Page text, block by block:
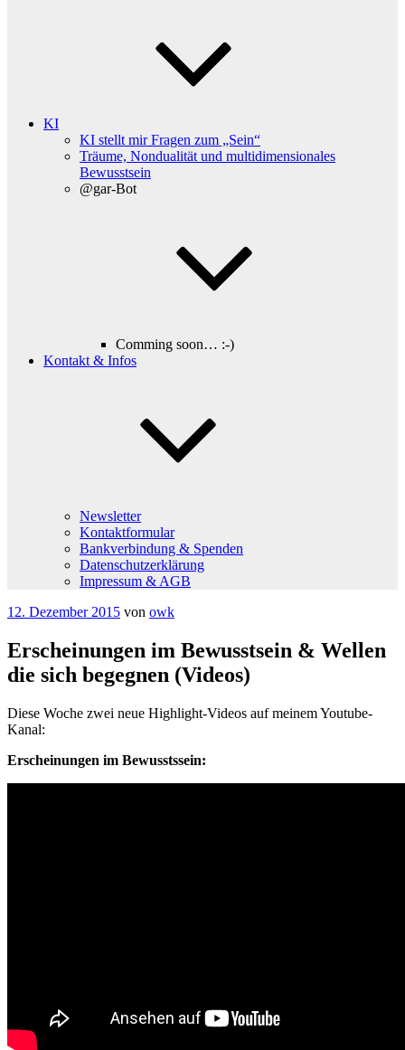
KI
KI stellt mir Fragen zum „Sein“
Träume, Nondualität und multidimensionales
Bewusstsein
@gar-Bot
Comming soon… :-)
Kontakt & Infos
Newsletter
Kontaktformular
Bankverbindung & Spenden
Datenschutzerklärung
Impressum & AGB
Veröffentlicht
12. Dezember 2015 von owk
Erscheinungen im Bewusstsein & Wellen
die sich begegnen (Videos)
Diese Woche zwei neue Highlight-Videos auf meinem Youtube-
Kanal:
Erscheinungen im Bewusstssein: